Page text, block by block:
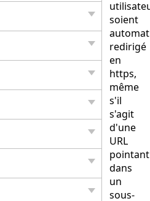
soient
redirigé
en
https,
même
s'il
s'agit
d'une
URL
pointant
dans
un
sous-